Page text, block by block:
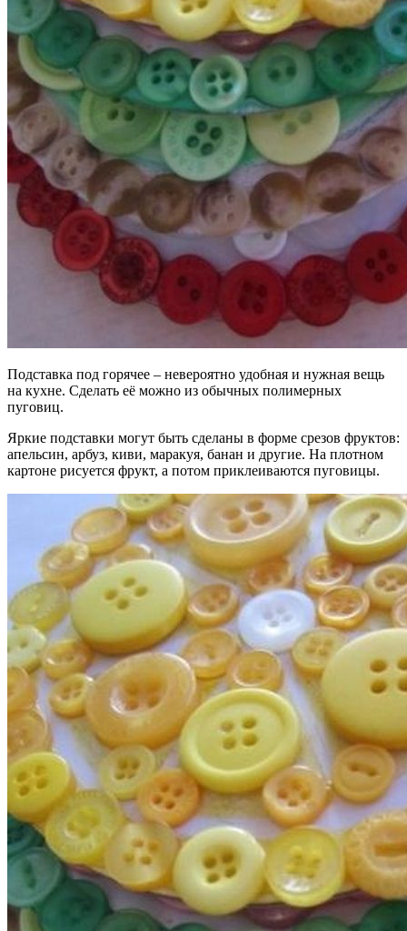
Подставка под горячее – невероятно удобная и нужная вещь
на кухне. Сделать её можно из обычных полимерных
пуговиц.
Яркие подставки могут быть сделаны в форме срезов фруктов:
апельсин, арбуз, киви, маракуя, банан и другие. На плотном
картоне рисуется фрукт, а потом приклеиваются пуговицы.